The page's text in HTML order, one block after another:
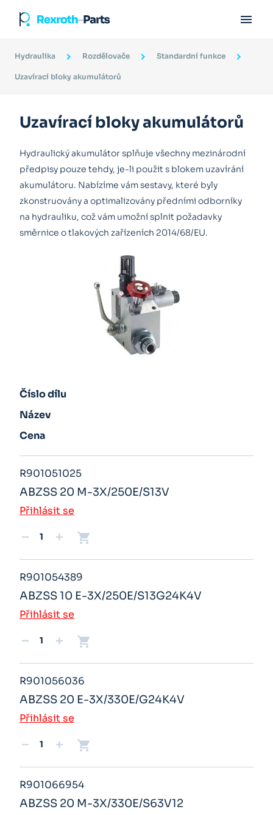

Hydraulika Rozdělovače Standardní funkce
Uzavírací bloky akumulátorů
Uzavírací bloky akumulátorů
Hydraulický akumulátor splňuje všechny mezinárodní
předpisy pouze tehdy, je-li použit s blokem uzavírání
akumulátoru. Nabízíme vám sestavy, které byly
zkonstruovány a optimalizovány předními odborníky
na hydrauliku, což vám umožní splnit požadavky
směrnice o tlakových zařízeních 2014/68/EU.
Číslo dílu
Název
Cena
R901051025
ABZSS 20 M-3X/250E/S13V
Přihlásit se
remove add shopping_cart
R901054389
ABZSS 10 E-3X/250E/S13G24K4V
Přihlásit se
remove add shopping_cart
R901056036
ABZSS 20 E-3X/330E/G24K4V
Přihlásit se
remove add shopping_cart
R901066954
ABZSS 20 M-3X/330E/S63V12